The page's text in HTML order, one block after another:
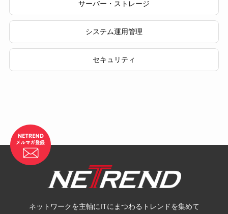
サーバー・ストレージ
システム運用管理
セキュリティ
ネットワークを主軸にITにまつわるトレンドを集めて